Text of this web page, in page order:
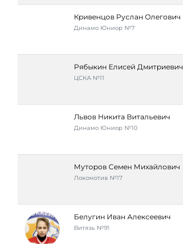
Кривенцов Руслан Олегович
Динамо Юниор №7
Рябыкин Елисей Дмитриевич
ЦСКА №11
Львов Никита Витальевич
Динамо Юниор №10
Муторов Семен Михайлович
Локомотив №17
Белугин Иван Алексеевич
Витязь №91